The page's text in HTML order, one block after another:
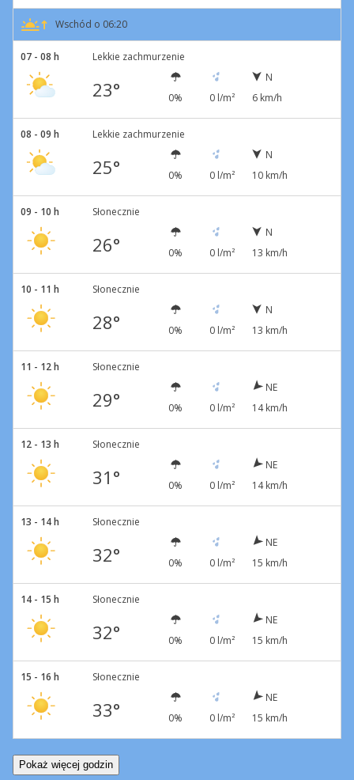
Wschód o 06:20
07 - 08 h Lekkie zachmurzenie
23° 0% 0 l/m²
N
6 km/h
08 - 09 h Lekkie zachmurzenie
25° 0% 0 l/m²
N
10 km/h
09 - 10 h Słonecznie
26° 0% 0 l/m²
N
13 km/h
10 - 11 h Słonecznie
28° 0% 0 l/m²
N
13 km/h
11 - 12 h Słonecznie
29° 0% 0 l/m²
NE
14 km/h
12 - 13 h Słonecznie
31° 0% 0 l/m²
NE
14 km/h
13 - 14 h Słonecznie
32° 0% 0 l/m²
NE
15 km/h
14 - 15 h Słonecznie
32° 0% 0 l/m²
NE
15 km/h
15 - 16 h Słonecznie
33° 0% 0 l/m²
NE
15 km/h
Pokaż więcej godzin